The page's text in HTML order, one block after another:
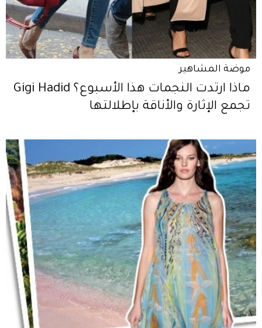
موضة المشاهير
ماذا ارتدت النجمات هذا الأسبوع؟ Gigi Hadid
تجمع الإثارة والأناقة بإطلالتها